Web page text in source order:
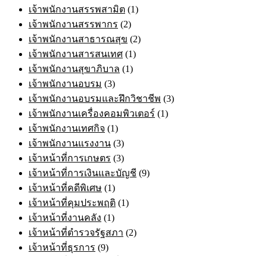
เจ้าพนักงานสรรพสามิต (1)
เจ้าพนักงานสรรพากร (2)
เจ้าพนักงานสาธารณสุข (2)
เจ้าพนักงานสารสนเทศ (1)
เจ้าพนักงานสุขาภิบาล (1)
เจ้าพนักงานอบรม (3)
เจ้าพนักงานอบรมและฝึกวิชาชีพ (3)
เจ้าพนักงานเครื่องคอมพิวเตอร์ (1)
เจ้าพนักงานเทศกิจ (1)
เจ้าพนักงานแรงงาน (3)
เจ้าหน้าที่การเกษตร (3)
เจ้าหน้าที่การเงินและบัญชี (9)
เจ้าหน้าที่คดีพิเศษ (1)
เจ้าหน้าที่คุมประพฤติ (1)
เจ้าหน้าที่งานคลัง (1)
เจ้าหน้าที่ตำรวจรัฐสภา (2)
เจ้าหน้าที่ธุรการ (9)